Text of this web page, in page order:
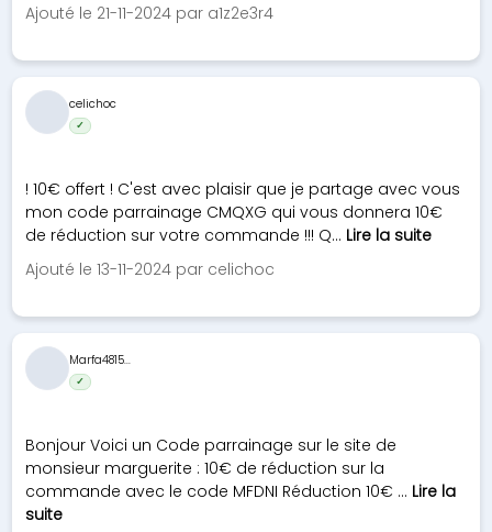
Ajouté le 21-11-2024 par a1z2e3r4
! 10€ offert ! C'est avec plaisir que je partage avec vous
mon code parrainage CMQXG qui vous donnera 10€
de réduction sur votre commande !!! Q... Lire la suite
Ajouté le 13-11-2024 par celichoc
celichoc
✓
Bonjour Voici un Code parrainage sur le site de
monsieur marguerite : 10€ de réduction sur la
commande avec le code MFDNI Réduction 10€ ... Lire la
suite
Marfa4815...
✓